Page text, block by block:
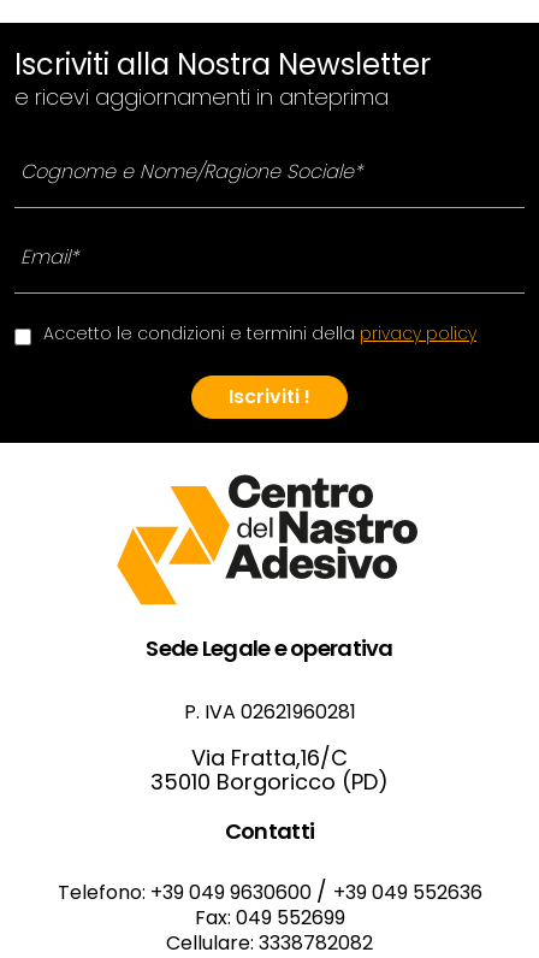
Iscriviti alla Nostra Newsletter
e ricevi aggiornamenti in anteprima
Iscriviti !
Accetto le condizioni e termini della privacy policy
Sede Legale e operativa
P. IVA 02621960281
Via Fratta,16/C
35010 Borgoricco (PD)
Contatti
Telefono: +39 049 9630600 / +39 049 552636
Fax: 049 552699
Cellulare: 3338782082